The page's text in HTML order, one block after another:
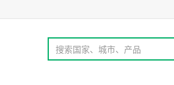
搜索国家、城市、产品